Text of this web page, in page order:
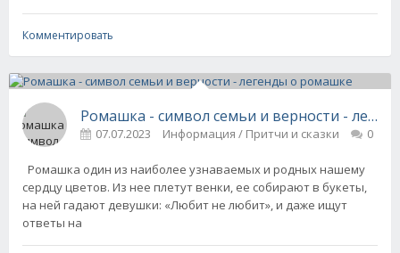
Комментировать
Ромашка - символ семьи и верности -
07.07.2023 Информация / Притчи и сказки 0
Ромашка один из наиболее узнаваемых и родных нашему
сердцу цветов. Из нее плетут венки, ее собирают в букеты,
на ней гадают девушки: «Любит не любит», и даже ищут
ответы на